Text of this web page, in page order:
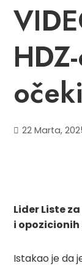
22 Marta,
Lider Liste
i opozicionih
Istakao je da